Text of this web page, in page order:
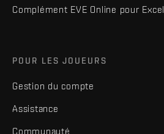
Complément EVE Online pour Excel
POUR LES JOUEURS
Gestion du compte
Assistance
Communauté